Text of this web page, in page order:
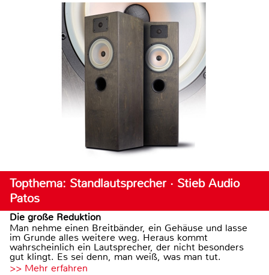
Topthema: Standlautsprecher · Stieb Audio
Patos
Die große Reduktion
Man nehme einen Breitbänder, ein Gehäuse und lasse
im Grunde alles weitere weg. Heraus kommt
wahrscheinlich ein Lautsprecher, der nicht besonders
gut klingt. Es sei denn, man weiß, was man tut.
>> Mehr erfahren